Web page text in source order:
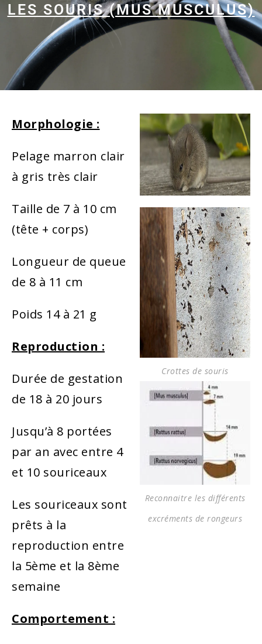
LES SOURIS (MUS MUSCULUS)
Morphologie :
Pelage marron clair
à gris très clair
Taille de 7 à 10 cm
(tête + corps)
Longueur de queue
de 8 à 11 cm
Poids 14 à 21 g
Reproduction :
Durée de gestation
de 18 à 20 jours
Jusqu’à 8 portées
par an avec entre 4
et 10 souriceaux
Les souriceaux sont
prêts à la
reproduction entre
la 5ème et la 8ème
semaine
Comportement :
Crottes de souris
Reconnaitre les différents
excréments de rongeurs